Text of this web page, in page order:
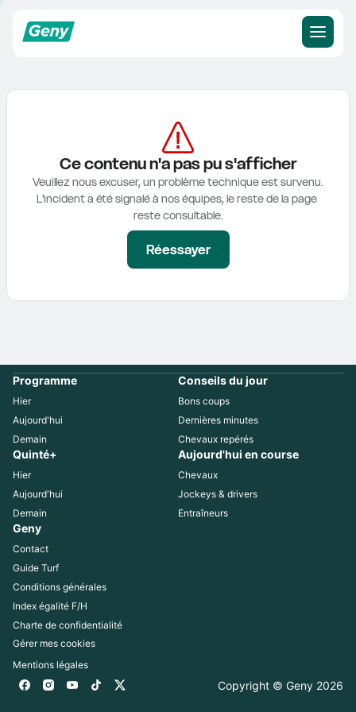
Ce contenu n'a pas pu s'afficher
Veuillez nous excuser, un problème technique est survenu.
L'incident a été signalé à nos équipes, le reste de la page
reste consultable.
Réessayer
Programme
Hier
Aujourd'hui
Demain
Conseils du jour
Bons coups
Dernières minutes
Chevaux repérés
Quinté+
Hier
Aujourd'hui
Demain
Aujourd'hui en course
Chevaux
Jockeys & drivers
Entraîneurs
Geny
Contact
Guide Turf
Conditions générales
Index égalité F/H
Charte de confidentialité
Gérer mes cookies
Mentions légales
Copyright © Geny 2026